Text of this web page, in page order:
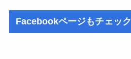
Facebookページもチェック